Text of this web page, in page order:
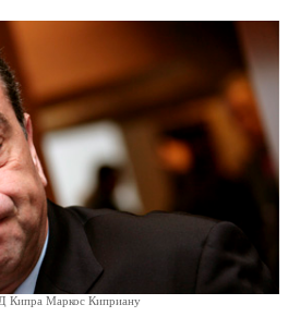
Кипра Маркос Киприану